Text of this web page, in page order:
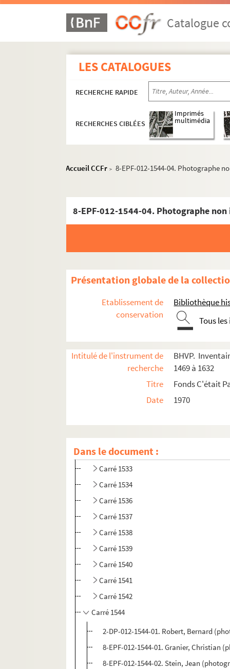
Catalogue
LES CATALOGUES
RECHERCHE RAPIDE
RECHERCHES CIBLÉES
Imprimés
multimédia
Accueil CCFr > 8-EPF-012-1544-04. Photographe
8-EPF-012-1544-04. Photographe
Présentation globale de la
Etablissement de
conservation
Bibliothèque
Tous
Intitulé de l'instrument de
recherche
BHVP.
1469 à 1632
Titre
Fonds C'était
Date
1970
Dans le document :
Carrés 1475 à 1488. 14eet 15e
e e
Carrés 1528 à 1547. 13 et 14
arrondissements
4-EPF-012-1778-085. Plan de Paris
Carré 1531
Carré 1532
Carré 1533
Carré 1534
Carré 1536
Carré 1537
Carré 1538
Carré 1539
Carré 1540
Carré 1541
Carré 1542
Carré 1544
2-DP-012-1544-01. Robert, Bernard
8-EPF-012-1544-01. Granier, Christian
8-EPF-012-1544-02. Stein, Jean